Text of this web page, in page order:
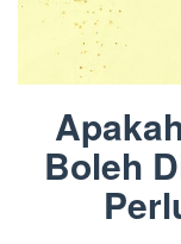
Boleh